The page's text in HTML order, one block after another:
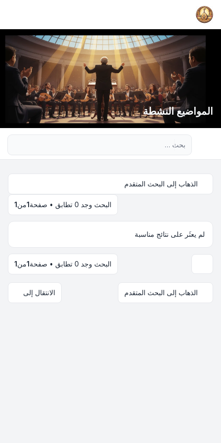
المواضيع النشطة
الذهاب إلى البحث المتقدم
البحث وجد 0 تطابق • صفحة 1من1
لم يعثَر على نتائج مناسبة
البحث وجد 0 تطابق • صفحة 1من1
الذهاب إلى البحث المتقدم الانتقال إلى